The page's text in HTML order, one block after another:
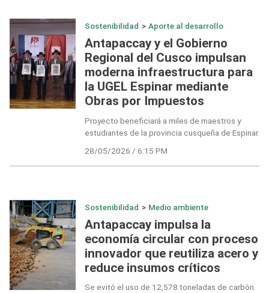
Sostenibilidad > Aporte al desarrollo
Antapaccay y el Gobierno
Regional del Cusco impulsan
moderna infraestructura para
la UGEL Espinar mediante
Obras por Impuestos
Proyecto beneficiará a miles de maestros y
estudiantes de la provincia cusqueña de Espinar.
28/05/2026 / 6:15 PM
Sostenibilidad > Medio ambiente
Antapaccay impulsa la
economía circular con proceso
innovador que reutiliza acero y
reduce insumos críticos
Se evitó el uso de 12,578 toneladas de carbón